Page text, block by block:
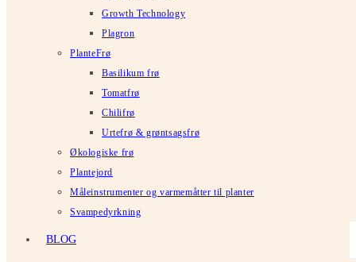
Growth Technology
Plagron
PlanteFrø
Basilikum frø
Tomatfrø
Chilifrø
Urtefrø & grøntsagsfrø
Økologiske frø
Plantejord
Måleinstrumenter og varmemåtter til planter
Svampedyrkning
BLOG